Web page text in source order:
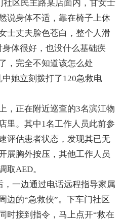
区民主路某店面内，甘女士
说身体不适，靠在椅子上休
士丈夫脸色苍白，整个人滑
体很好，也没什么基础疾
，完全不知道该怎么处
她立刻拨打了120急救电
正在附近巡查的3名滨江物
里。其中1名工作人员此前参
评估患者状态，发现其已无
展胸外按压，其他工作人员
取AED。
一边通过电话远程指导家属
边的“急救侠”。下车门社区
时接到指令，马上点开“救在